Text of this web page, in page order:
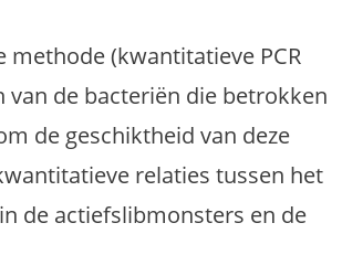
(kwantitatieve PCR
de bacteriën die betrokken
de geschiktheid van deze
relaties tussen het
de actiefslibmonsters en de